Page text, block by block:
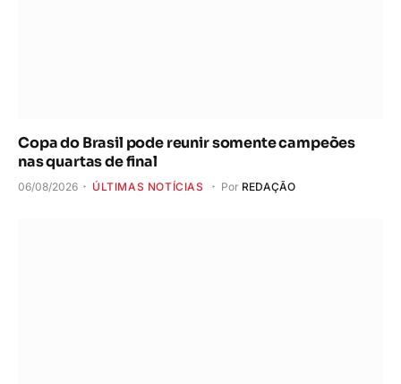
Copa do Brasil pode reunir somente campeões
nas quartas de final
06/08/2026 ÚLTIMAS NOTÍCIAS Por REDAÇÃO